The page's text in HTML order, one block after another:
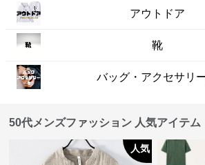
アウトドア
靴
バッグ・アクセサリ
50代メンズファッション 人気アイテム
人気